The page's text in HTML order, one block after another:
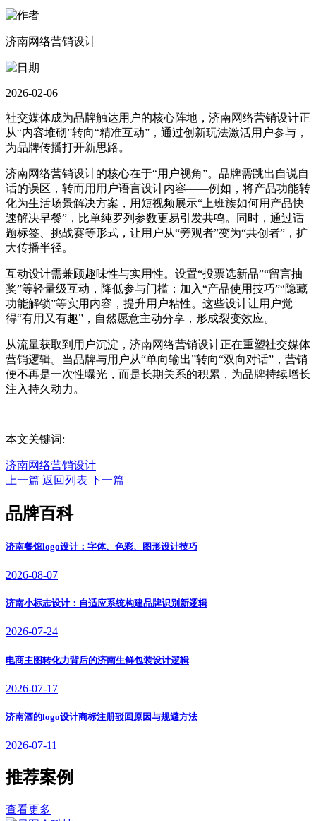
济南网络营销设计
2026-02-06
社交媒体成为品牌触达用户的核心阵地，济南网络营销设计正
从“内容堆砌”转向“精准互动”，通过创新玩法激活用户参与，
为品牌传播打开新思路。
济南网络营销设计的核心在于“用户视角”。品牌需跳出自说自
话的误区，转而用用户语言设计内容——例如，将产品功能转
化为生活场景解决方案，用短视频展示“上班族如何用产品快
速解决早餐”，比单纯罗列参数更易引发共鸣。同时，通过话
题标签、挑战赛等形式，让用户从“旁观者”变为“共创者”，扩
大传播半径。
互动设计需兼顾趣味性与实用性。设置“投票选新品”“留言抽
奖”等轻量级互动，降低参与门槛；加入“产品使用技巧”“隐藏
功能解锁”等实用内容，提升用户粘性。这些设计让用户觉
得“有用又有趣”，自然愿意主动分享，形成裂变效应。
从流量获取到用户沉淀，济南网络营销设计正在重塑社交媒体
营销逻辑。当品牌与用户从“单向输出”转向“双向对话”，营销
便不再是一次性曝光，而是长期关系的积累，为品牌持续增长
注入持久动力。
本文关键词:
济南网络营销设计
上一篇 返回列表 下一篇
品牌百科
济南餐馆logo设计：字体、色彩、图形设计技巧
2026-08-07
济南小标志设计：自适应系统构建品牌识别新逻辑
2026-07-24
电商主图转化力背后的济南生鲜包装设计逻辑
2026-07-17
济南酒的logo设计商标注册驳回原因与规避方法
2026-07-11
推荐案例
查看更多